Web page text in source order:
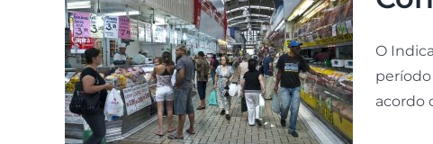
O
período
acordo